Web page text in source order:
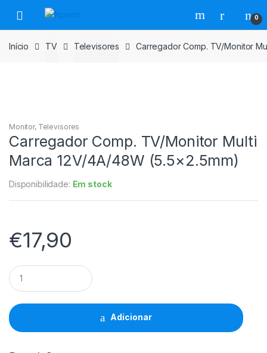
para
navegação
para
o
conteúdo
0
Início TV Televisores Carregador Comp. TV/Monitor
Monitor, Televisores
Carregador Comp. TV/Monitor Multi
Marca 12V/4A/48W (5.5×2.5mm)
Disponibilidade: Em stock
€17,90
Carregador
Comp.
TV/Monitor
Multi
Marca
12V/4A/48W
(5.5×2.5mm)
Adicionar